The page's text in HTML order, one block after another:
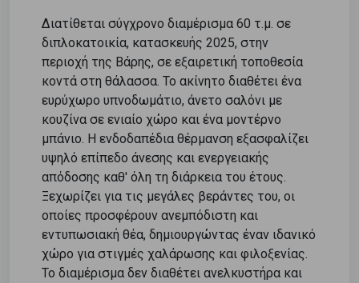
Διατίθεται σύγχρονο διαμέρισμα 60 τ.μ. σε
διπλοκατοικία, κατασκευής 2025, στην
περιοχή της Βάρης, σε εξαιρετική τοποθεσία
κοντά στη θάλασσα. Το ακίνητο διαθέτει ένα
ευρύχωρο υπνοδωμάτιο, άνετο σαλόνι με
κουζίνα σε ενιαίο χώρο και ένα μοντέρνο
μπάνιο. Η ενδοδαπέδια θέρμανση εξασφαλίζει
υψηλό επίπεδο άνεσης και ενεργειακής
απόδοσης καθ' όλη τη διάρκεια του έτους.
Ξεχωρίζει για τις μεγάλες βεράντες του, οι
οποίες προσφέρουν ανεμπόδιστη και
εντυπωσιακή θέα, δημιουργώντας έναν ιδανικό
χώρο για στιγμές χαλάρωσης και φιλοξενίας.
Το διαμέρισμα δεν διαθέτει ανελκυστήρα και